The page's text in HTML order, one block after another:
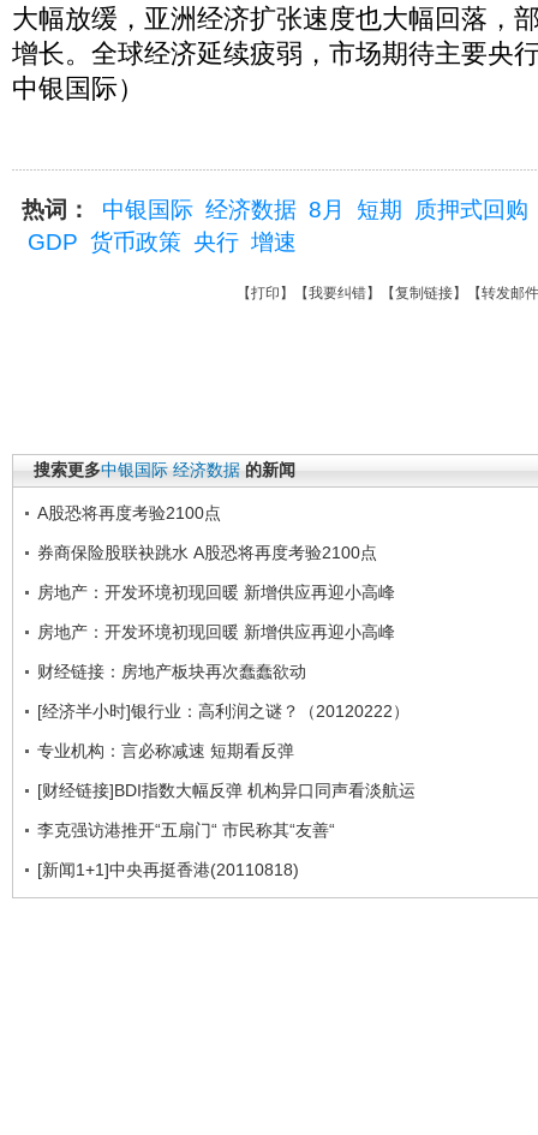
大幅放缓，亚洲经济扩张速度也大幅回落，
增长。全球经济延续疲弱，市场期待主要央
中银国际）
热词： 中银国际 经济数据 8月 短期
质押式回购
GDP 货币政策 央行 增速
【打印 】【我要纠错】【复制链接】【转发邮件
搜索更多中银国际 经济数据 的新闻
A股恐将再度考验2100点
券商保险股联袂跳水 A股恐将再度考验2100点
房地产：开发环境初现回暖 新增供应再迎小高峰
房地产：开发环境初现回暖 新增供应再迎小高峰
财经链接：房地产板块再次蠢蠢欲动
[经济半小时]银行业：高利润之谜？（20120222）
专业机构：言必称减速 短期看反弹
[财经链接]BDI指数大幅反弹 机构异口同声看淡航运
李克强访港推开“五扇门“ 市民称其“友善“
[新闻1+1]中央再挺香港(20110818)